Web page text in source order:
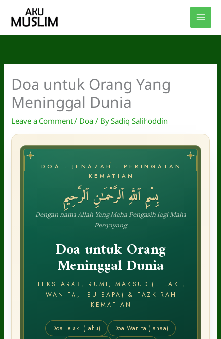
Doa untuk Orang Yang
Meninggal Dunia
Leave a Comment / Doa / BySadiq Salihoddin
DOA · JENAZAH · PERINGATAN
KEMATIAN
بِسْمِ ٱللَّهِ ٱلرَّحْمَـٰنِ ٱلرَّحِيمِ
Dengan nama Allah Yang Maha Pengasih lagi Maha
Penyayang
Doa untuk Orang
Meninggal Dunia
TEKS ARAB, RUMI, MAKSUD (LELAKI,
WANITA, IBU BAPA) & TAZKIRAH
KEMATIAN
Doa Lelaki (Lahu)
Doa Wanita (Lahaa)